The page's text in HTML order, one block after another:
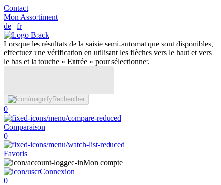
Contact
Mon Assortiment
de | fr
Lorsque les résultats de la saisie semi-automatique sont disponibles,
effectuez une vérification en utilisant les flèches vers le haut et vers
le bas et la touche « Entrée » pour sélectionner.
Rechercher
0
Comparaison
0
Favoris
Mon compte
Connexion
0